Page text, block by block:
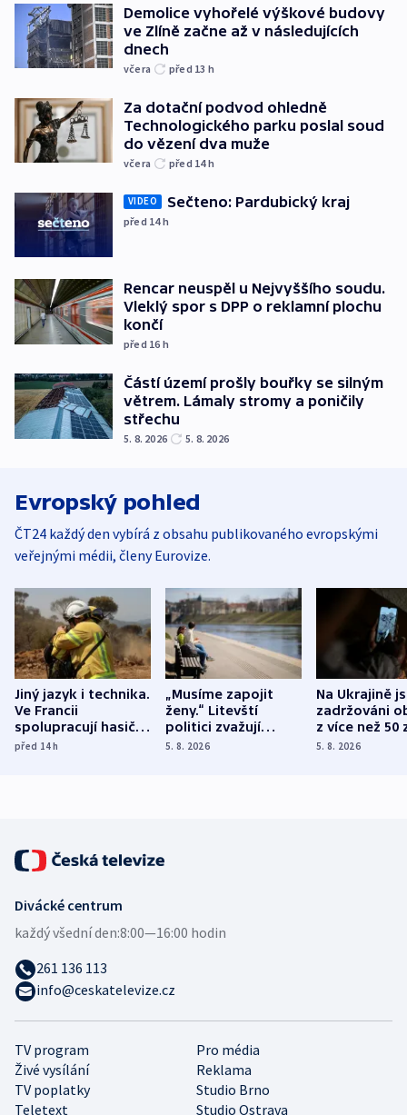
Demolice vyhořelé výškové budovy
ve Zlíně začne až v následujících
dnech
včera před 13 h
Za dotační podvod ohledně
Technologického parku poslal soud
do vězení dva muže
včera před 14h
VIDEO Sečteno: Pardubický kraj
před 14h
Rencar neuspěl u Nejvyššího soudu.
Vleklý spor s DPP o reklamní plochu
končí
před 16 h
Částí území prošly bouřky se silným
větrem. Lámaly stromy a poničily
střechu
5. 8. 2026 5. 8. 2026
Evropský pohled
ČT24 každý den vybírá z obsahu publikovaného evropskými
veřejnými médii, členy Eurovize.
Jiný jazyk i technika.
Ve Francii
spolupracují hasiči z
různých zemí
před 14h
„Musíme zapojit
ženy.“ Litevští
politici zvažují
dohodu o
5. 8. 2026
Na Ukrajině
zadržováni
z více než 50
Bojovali na
5. 8. 2026
TV program
Pro média
Živé vysílání
Reklama
TV poplatky
Studio Brno
Teletext
Studio Ostrava
Divácké centrum
každý všední den:8:00—16:00 hodin
261 136 113
info@ceskatelevize.cz